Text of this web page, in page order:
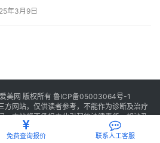
年3月9日
美网 版权所有 鲁ICP备05003064号-1
方网站，仅供读者参考，不能作为诊断及治疗
，本站将不承担由此引起的法律责任。如涉及
联系我们
免费查询报价 联系人工客服